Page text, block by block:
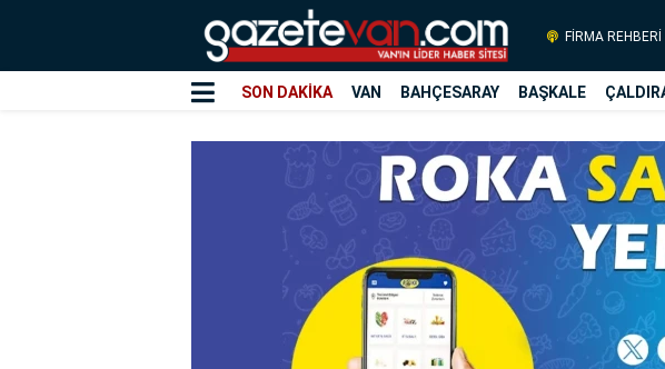
FİRMA REHBERİ
SON DAKİKA VAN BAHÇESARAY BAŞKALE